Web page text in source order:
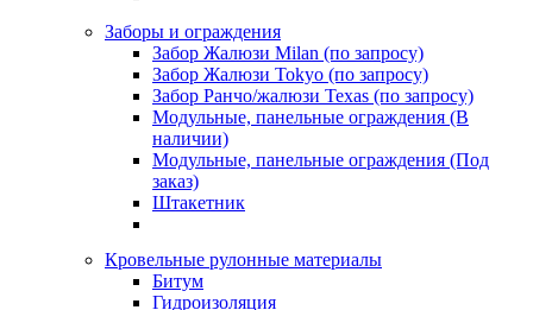
Заборы и ограждения
Забор Жалюзи Milan (по запросу)
Забор Жалюзи Tokyo (по запросу)
Забор Ранчо/жалюзи Texas (по запросу)
Модульные, панельные ограждения (В
наличии)
Модульные, панельные ограждения (Под
заказ)
Штакетник
Кровельные рулонные материалы
Битум
Гидроизоляция